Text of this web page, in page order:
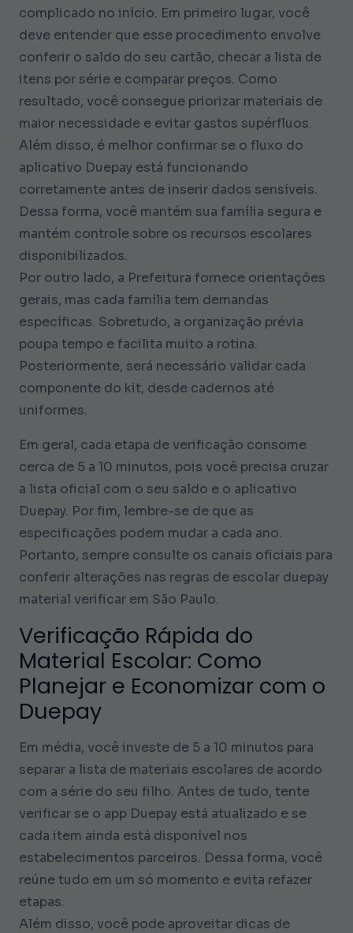
complicado no início. Em primeiro lugar, você
deve entender que esse procedimento envolve
conferir o saldo do seu cartão, checar a lista de
itens por série e comparar preços. Como
resultado, você consegue priorizar materiais de
maior necessidade e evitar gastos supérfluos.
Além disso, é melhor confirmar se o fluxo do
aplicativo Duepay está funcionando
corretamente antes de inserir dados sensíveis.
Dessa forma, você mantém sua família segura e
mantém controle sobre os recursos escolares
disponibilizados.
Por outro lado, a Prefeitura fornece orientações
gerais, mas cada família tem demandas
específicas. Sobretudo, a organização prévia
poupa tempo e facilita muito a rotina.
Posteriormente, será necessário validar cada
componente do kit, desde cadernos até
uniformes.
Em geral, cada etapa de verificação consome
cerca de 5 a 10 minutos, pois você precisa cruzar
a lista oficial com o seu saldo e o aplicativo
Duepay. Por fim, lembre-se de que as
especificações podem mudar a cada ano.
Portanto, sempre consulte os canais oficiais para
conferir alterações nas regras de escolar duepay
material verificar em São Paulo.
Verificação Rápida do
Material Escolar: Como
Planejar e Economizar com o
Duepay
Em média, você investe de 5 a 10 minutos para
separar a lista de materiais escolares de acordo
com a série do seu filho. Antes de tudo, tente
verificar se o app Duepay está atualizado e se
cada item ainda está disponível nos
estabelecimentos parceiros. Dessa forma, você
reúne tudo em um só momento e evita refazer
etapas.
Além disso, você pode aproveitar dicas de